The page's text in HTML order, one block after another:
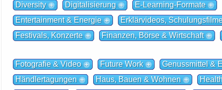
Diversity
Digitalisierung
E-Learning-Formate
Entertainment & Energie
Erklärvideos,
Festivals, Konzerte
Finanzen, Börse & Wirtschaft
Fotografie & Video Future Work
Genussmittel &
Händlertagungen
Haus, Bauen & Wohnen